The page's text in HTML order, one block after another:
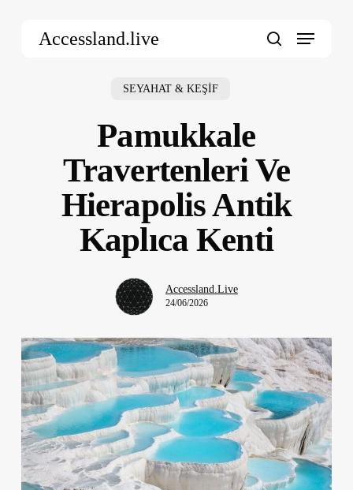
Accessland.live Menu
SEYAHAT & KEŞİF
Pamukkale
Travertenleri Ve
Hierapolis Antik
Kaplıca Kenti
Accessland.Live
24/06/2026